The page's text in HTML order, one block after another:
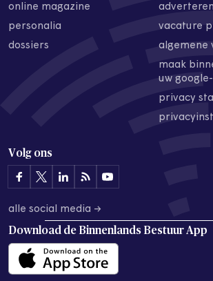
online magazine
personalia
dossiers
adverteren
vacature
algemene
maak
uw
privacy
Volg ons
alle social media →
Download de Binnenlands Bestuur App